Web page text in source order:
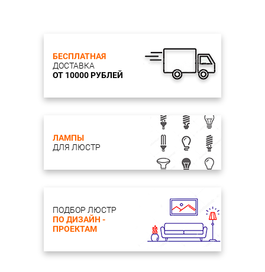
БЕСПЛАТНАЯ
ДОСТАВКА
ОТ 10000 РУБЛЕЙ
ЛАМПЫ
ДЛЯ ЛЮСТР
ПОДБОР ЛЮСТР
ПО ДИЗАЙН -
ПРОЕКТАМ